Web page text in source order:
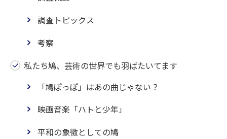
調査トピックス
考察
私たち鳩、芸術の世界でも羽ばたいてます
「鳩ぽっぽ」はあの曲じゃない？
映画音楽「ハトと少年」
平和の象徴としての鳩